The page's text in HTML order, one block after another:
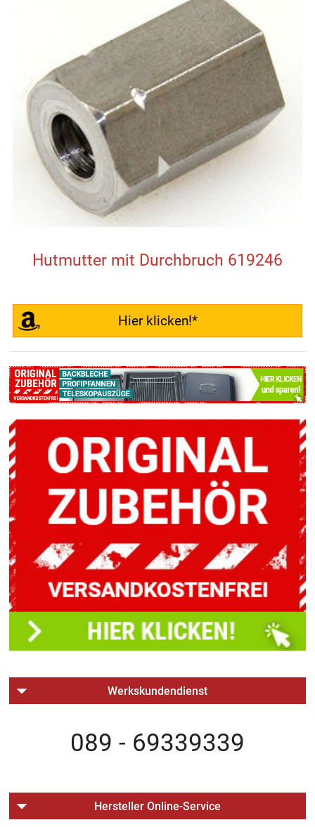
Hutmutter mit Durchbruch 619246
Hier klicken!*
Werkskundendienst
089 - 69339339
Hersteller Online-Service